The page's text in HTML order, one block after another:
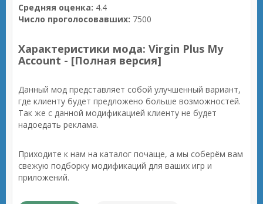
Средняя оценка: 4.4
Число проголосовавших: 7500
Характеристики мода: Virgin Plus My
Account - [Полная версия]
Данный мод представляет собой улучшенный вариант,
где клиенту будет предложено больше возможностей.
Так же с данной модификацией клиенту не будет
надоедать реклама.
Приходите к нам на каталог почаще, а мы соберём вам
свежую подборку модификаций для ваших игр и
приложений.